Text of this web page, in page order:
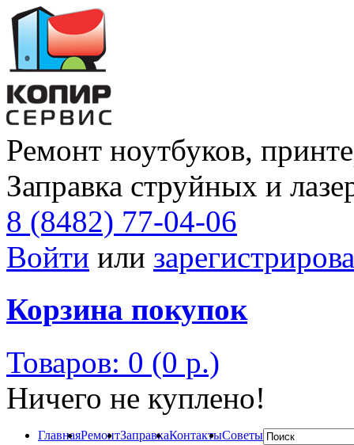
Ремонт ноутбуков,
Заправка струйных и
8 (8482) 77-04-06
Войти или
Корзина покупок
Товаров: 0 (0 р.)
Ничего не куплено!
ГлавнаяРемонтЗаправкаКонтактыСоветы